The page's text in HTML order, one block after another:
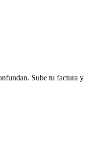
Sube tu factura y